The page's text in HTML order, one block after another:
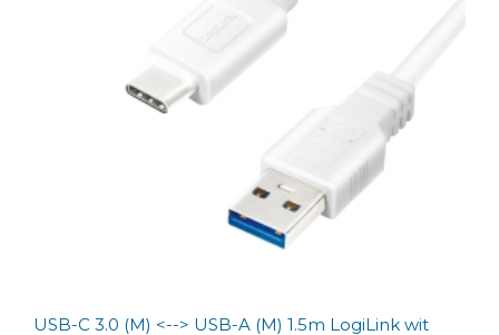
USB-C 3.0 (M) <--> USB-A (M) 1.5m LogiLink wit